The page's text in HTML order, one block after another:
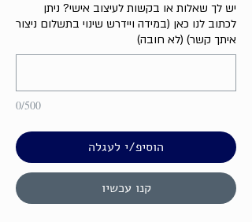
יש לך שאלות או בקשות לעיצוב אישי? ניתן
לכתוב לנו כאן (במידה ויידרש שינוי בתשלום ניצור
איתך קשר) (לא חובה)
0/500
הוסיפ/י לעגלה
קנו עכשיו